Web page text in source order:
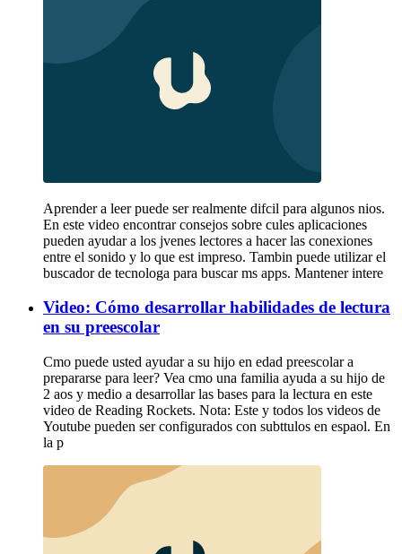
Aprender a leer puede ser realmente difcil para algunos nios.
En este video encontrar consejos sobre cules aplicaciones
pueden ayudar a los jvenes lectores a hacer las conexiones
entre el sonido y lo que est impreso. Tambin puede utilizar el
buscador de tecnologa para buscar ms apps. Mantener intere
Video: Cómo desarrollar habilidades de lectura
en su preescolar
Cmo puede usted ayudar a su hijo en edad preescolar a
prepararse para leer? Vea cmo una familia ayuda a su hijo de
2 aos y medio a desarrollar las bases para la lectura en este
video de Reading Rockets. Nota: Este y todos los videos de
Youtube pueden ser configurados con subttulos en espaol. En
la p